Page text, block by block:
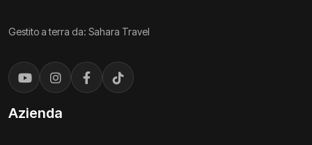
Gestito a terra da: Sahara Travel
Azienda